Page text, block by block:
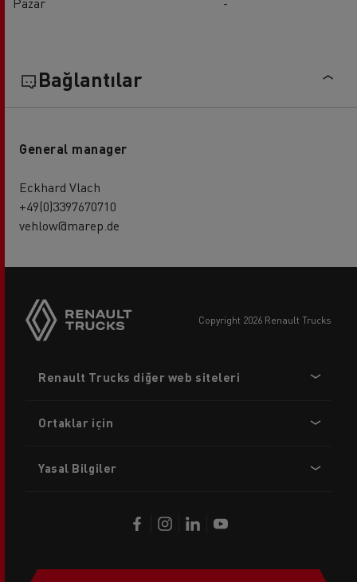
Bağlantılar
General manager
Eckhard Vlach
+49(0)3397670710
vehlow@marep.de
copyright 2026 Renault Trucks
menu
Renault Trucks diğer web siteleri
Ortaklar için
Yasal Bilgiler